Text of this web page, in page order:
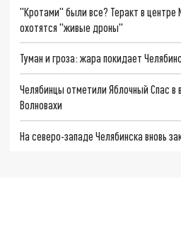
"Кротами" были все? Теракт в центре
охотятся "живые дроны"
Туман и гроза: жара покидает
Челябинцы отметили Яблочный Спас в
Волновахи
На северо-западе Челябинска вновь